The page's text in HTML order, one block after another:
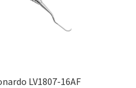
LV1807-16AF